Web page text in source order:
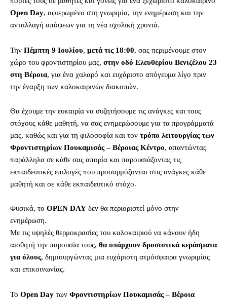
Open Day, αφιερωμένο στη γνωριμία, την ενημέρωση και την
ανταλλαγή απόψεων για τη νέα σχολική χρονιά.
Την Πέμπτη 9 Ιουλίου, μετά τις 18:00, σας περιμένουμε στον
χώρο του φροντιστηρίου μας, στην οδό Ελευθερίου Βενιζέλου 23
στη Βέροια, για ένα χαλαρό και ευχάριστο απόγευμα λίγο πριν
την έναρξη των καλοκαιρινών διακοπών.
Θα έχουμε την ευκαιρία να συζητήσουμε τις ανάγκες και τους
στόχους κάθε μαθητή, να σας ενημερώσουμε για τα προγράμματά
μας, καθώς και για τη φιλοσοφία και τον τρόπο λειτουργίας των
Φροντιστηρίων Πουκαμισάς – Βέροιας Κέντρο, απαντώντας
παράλληλα σε κάθε σας απορία και παρουσιάζοντας τις
εκπαιδευτικές επιλογές που προσαρμόζονται στις ανάγκες κάθε
μαθητή και σε κάθε εκπαιδευτικό στόχο.
Φυσικά, το OPEN DAY δεν θα περιοριστεί μόνο στην
ενημέρωση.
Με τις υψηλές θερμοκρασίες του καλοκαιριού να κάνουν ήδη
αισθητή την παρουσία τους, θα υπάρχουν δροσιστικά κεράσματα
για όλους, δημιουργώντας μια ευχάριστη ατμόσφαιρα γνωριμίας
και επικοινωνίας.
Το Open Day των Φροντιστηρίων Πουκαμισάς – Βέροια